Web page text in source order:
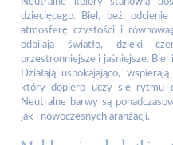
dziecięcego. Biel, beż,
atmosferę czystości i
odbijają światło, dzięki
przestronniejsze i jaśniejsze.
Działają uspokajająco,
który dopiero uczy się rytmu
Neutralne barwy są
jak i nowoczesnych aranżacji.